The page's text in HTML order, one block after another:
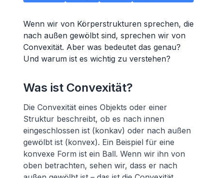
Wenn wir von Körperstrukturen sprechen, die
nach außen gewölbt sind, sprechen wir von
Convexität. Aber was bedeutet das genau?
Und warum ist es wichtig zu verstehen?
Was ist Convexität?
Die Convexität eines Objekts oder einer
Struktur beschreibt, ob es nach innen
eingeschlossen ist (konkav) oder nach außen
gewölbt ist (konvex). Ein Beispiel für eine
konvexe Form ist ein Ball. Wenn wir ihn von
oben betrachten, sehen wir, dass er nach